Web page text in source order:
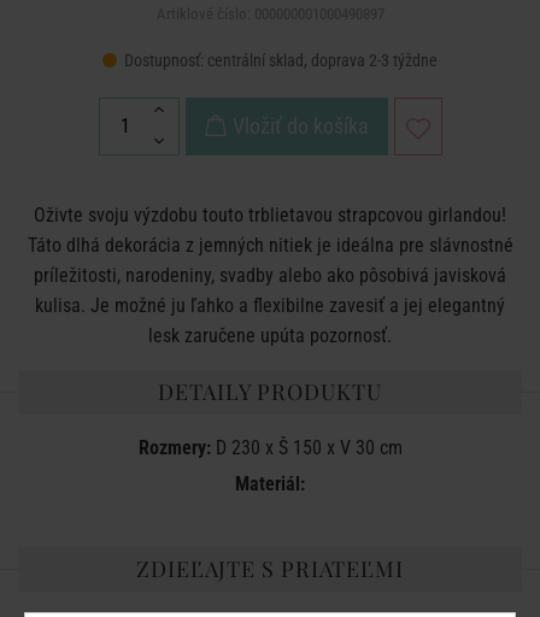
Dostupnosť: centrální sklad, doprava 2-3 týždne
Vložiť do košíka
Oživte svoju výzdobu touto trblietavou strapcovou girlandou!
Táto dlhá dekorácia z jemných nitiek je ideálna pre slávnostné
príležitosti, narodeniny, svadby alebo ako pôsobivá javisková
kulisa. Je možné ju ľahko a flexibilne zavesiť a jej elegantný
lesk zaručene upúta pozornosť.
DETAILY PRODUKTU
Rozmery:D 230 x Š 150 x V 30 cm
Materiál:
ZDIEĽAJTE S PRIATEĽMI